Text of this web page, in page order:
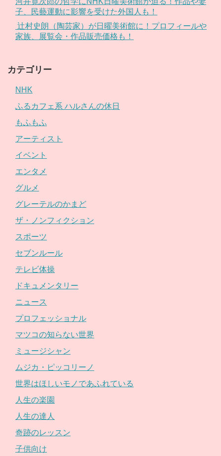
子、民藝運動に影響を受けた外国人も！
辻村史朗（陶芸家）が日曜美術館に！プロフィールや
家族、展覧会・作品販売価格も！
カテゴリー
NHK
ふるカフェ系 ハルさんの休日
もふもふ
アーティスト
イベント
エンタメ
グルメ
グレーテルのかまど
ザ・ノンフィクション
スポーツ
セブンルール
テレビ体操
ドキュメンタリー
ニュース
プロフェッショナル
マツコの知らない世界
ミュージシャン
ムジカ・ピッコリーノ
世界はほしいモノであふれている
人生の楽園
人生の達人
奇跡のレッスン
子供向け